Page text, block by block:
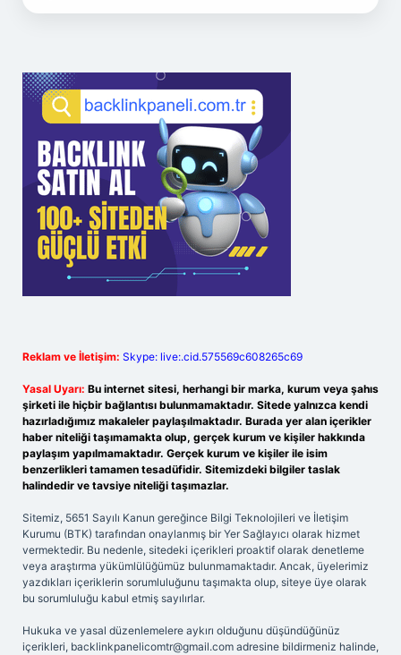
Reklam ve İletişim: Skype: live:.cid.575569c608265c69
Yasal Uyarı: Bu internet sitesi, herhangi bir marka, kurum veya şahıs
şirketi ile hiçbir bağlantısı bulunmamaktadır. Sitede yalnızca kendi
hazırladığımız makaleler paylaşılmaktadır. Burada yer alan içerikler
haber niteliği taşımamakta olup, gerçek kurum ve kişiler hakkında
paylaşım yapılmamaktadır. Gerçek kurum ve kişiler ile isim
benzerlikleri tamamen tesadüfidir. Sitemizdeki bilgiler taslak
halindedir ve tavsiye niteliği taşımazlar.
Sitemiz, 5651 Sayılı Kanun gereğince Bilgi Teknolojileri ve İletişim
Kurumu (BTK) tarafından onaylanmış bir Yer Sağlayıcı olarak hizmet
vermektedir. Bu nedenle, sitedeki içerikleri proaktif olarak denetleme
veya araştırma yükümlülüğümüz bulunmamaktadır. Ancak, üyelerimiz
yazdıkları içeriklerin sorumluluğunu taşımakta olup, siteye üye olarak
bu sorumluluğu kabul etmiş sayılırlar.
Hukuka ve yasal düzenlemelere aykırı olduğunu düşündüğünüz
içerikleri, backlinkpanelicomtr@gmail.com adresine bildirmeniz halinde,